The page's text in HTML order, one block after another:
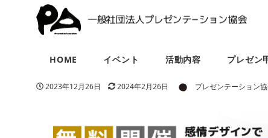
HOME イベント 活動内容 プレゼン
投稿日
2023年12月26日 更新日
2024年2月26日 著者 プレゼンテーション